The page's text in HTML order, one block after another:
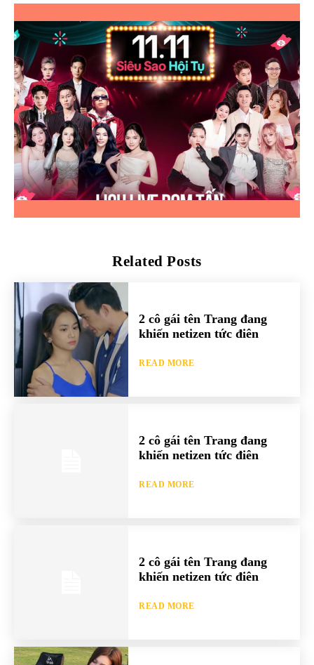
Related Posts
2 cô gái tên Trang đang
khiến netizen tức điên
READ MORE
2 cô gái tên Trang đang
khiến netizen tức điên
READ MORE
2 cô gái tên Trang đang
khiến netizen tức điên
READ MORE